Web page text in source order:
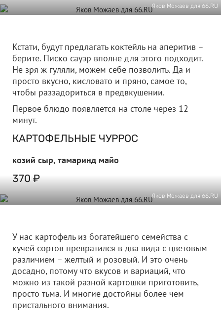
Яков Можаев для 66.RU
Кстати, будут предлагать коктейль на аперитив –
берите. Писко сауэр вполне для этого подходит.
Не зря ж гуляли, можем себе позволить. Да и
просто вкусно, кисловато и пряно, самое то,
чтобы раззадориться в предвкушении.
Первое блюдо появляется на столе через 12
минут.
КАРТОФЕЛЬНЫЕ ЧУРРОС
козий сыр, тамаринд майо
370 ₽
Яков Можаев для 66.RU
У нас картофель из богатейшего семейства с
кучей сортов превратился в два вида с цветовым
различием – желтый и розовый. И это очень
досадно, потому что вкусов и вариаций, что
можно из такой разной картошки приготовить,
просто тьма. И многие достойны более чем
пристального внимания.